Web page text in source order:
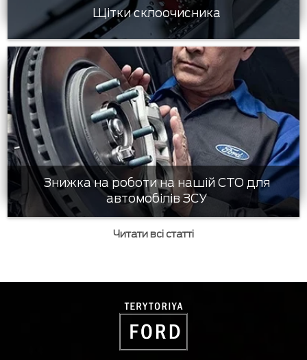
Щітки склоочисника
Знижка на роботи на нашій СТО для
автомобілів ЗСУ
Читати всі статті